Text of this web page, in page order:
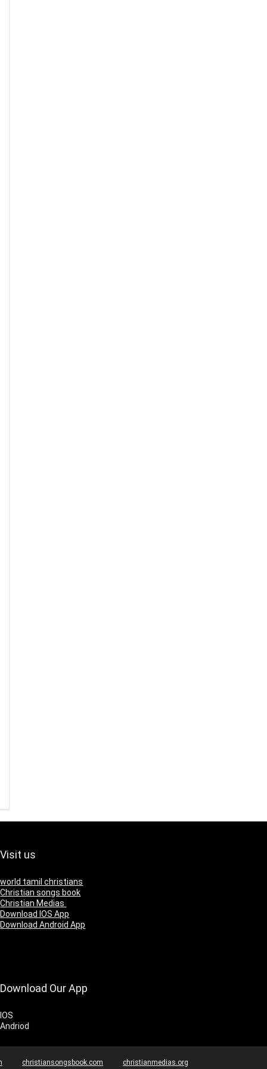
Visit us
world tamil christians
Christian songs book
Christian Medias
Download IOS App
Download Android App
Download Our App
IOS
Andriod
christiansongsbook.com christianmedias.org